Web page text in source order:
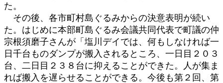
た。
その後、各市町村島ぐるみからの決意表明が続い
た。はじめに本部町島ぐるみ会議共同代表で町議の仲
宗根須磨子さんが「塩川デイでは、何もしなければ一
日千台ものダンプが搬入されるところ、一日目２０３
台、二日目２３８台に抑えることができた。人が集ま
れば搬入を遅らせることができる。今後も第２回、第